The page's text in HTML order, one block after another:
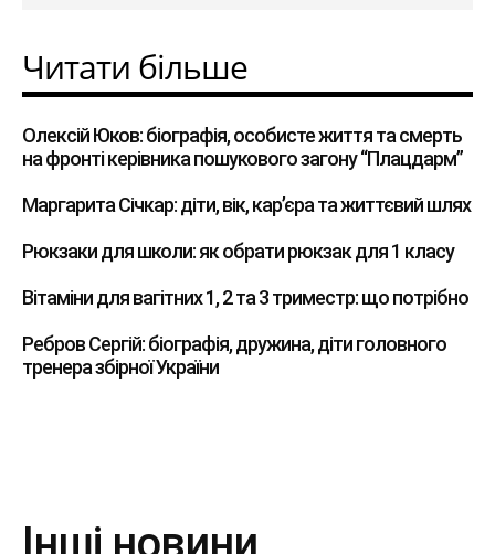
Читати більше
Олексій Юков: біографія, особисте життя та смерть
на фронті керівника пошукового загону “Плацдарм”
Маргарита Січкар: діти, вік, кар’єра та життєвий шлях
Рюкзаки для школи: як обрати рюкзак для 1 класу
Вітаміни для вагітних 1, 2 та 3 триместр: що потрібно
Ребров Сергій: біографія, дружина, діти головного
тренера збірної України